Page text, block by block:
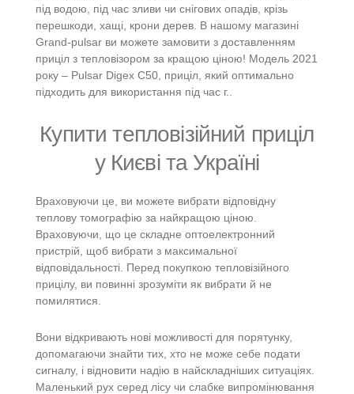
під водою, під час зливи чи снігових опадів, крізь
перешкоди, хащі, крони дерев. В нашому магазині
Grand-pulsar ви можете замовити з доставленням
приціл з тепловізором за кращою ціною! Модель 2021
року – Pulsar Digex C50, приціл, який оптимально
підходить для використання під час г..
Купити тепловізійний приціл
у Києві та Україні
Враховуючи це, ви можете вибрати відповідну
теплову томографію за найкращою ціною.
Враховуючи, що це складне оптоелектронний
пристрій, щоб вибрати з максимальної
відповідальності. Перед покупкою тепловізійного
прицілу, ви повинні зрозуміти як вибрати й не
помилятися.
Вони відкривають нові можливості для порятунку,
допомагаючи знайти тих, хто не може себе подати
сигналу, і відновити надію в найскладніших ситуаціях.
Маленький рух серед лісу чи слабке випромінювання